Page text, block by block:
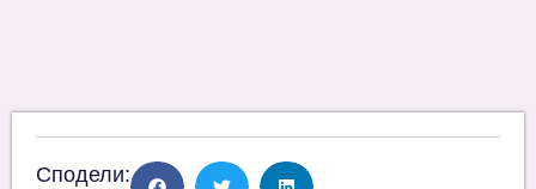
Сподели: